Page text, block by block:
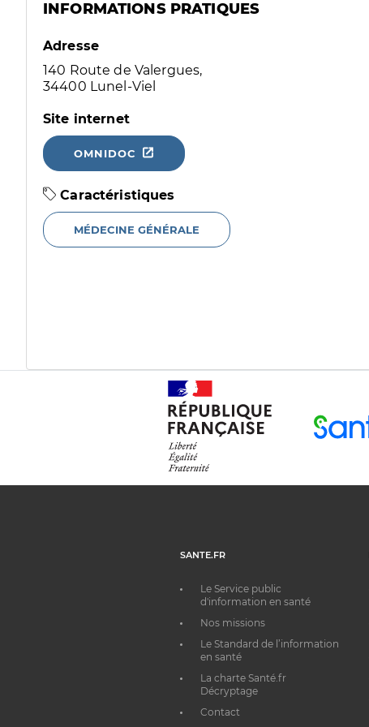
INFORMATIONS PRATIQUES
Adresse
140 Route de Valergues,
34400 Lunel-Viel
Site internet
OMNIDOC
Caractéristiques
MÉDECINE GÉNÉRALE
SANTE.FR
Le Service public
d'information en santé
Nos missions
Le Standard de l’information
en santé
La charte Santé.fr
Décryptage
Contact